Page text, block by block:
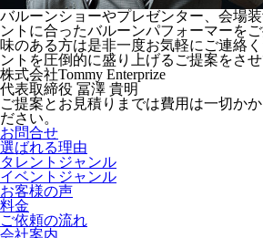
バルーンショーやプレゼンター、会場
ントに合ったバルーンパフォーマーを
味のある方は是非一度お気軽にご連絡
ントを圧倒的に盛り上げるご提案をさせ
株式会社Tommy Enterprize
代表取締役 冨澤 貴明
ご提案とお見積りまでは費用は一切か
ださい。
お問合せ
選ばれる理由
タレントジャンル
イベントジャンル
お客様の声
料金
ご依頼の流れ
会社案内